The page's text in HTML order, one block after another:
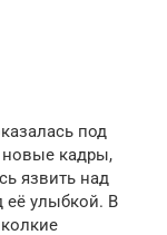
под
кадры,
язвить над
улыбкой. В